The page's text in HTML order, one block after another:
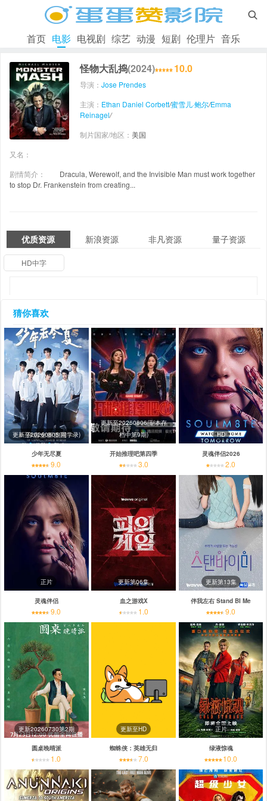

首页 电影 电视剧 综艺 动漫 短剧 伦理片 音乐
怪物大乱捣(2024) 10.0
导演： Jose Prendes
主演： Ethan Daniel Corbett/蜜雪儿·鲍尔/Emma
Reinagel/
制片国家/地区： 美国
又名：
剧情简介：
Dracula, Werewolf, and the Invisible Man must work together
to stop Dr. Frankenstein from creating...
优质资源 新浪资源 非凡资源 量子资源
HD中字
猜你喜欢
更新至20260805(同学录)
少年无尽夏
9.0
更新至20260806(副本存
档中第9期)
开始推理吧第四季
3.0
HD
灵魂伴侣2026
2.0
正片
灵魂伴侣
9.0
更新第06集
血之游戏X
1.0
更新第13集
伴我左右 Stand BI Me
9.0
更新20260730第2期
圆桌晚晴派
1.0
更新至HD
蜘蛛侠：英雄无归
7.0
正片
绿液惊魂
10.0